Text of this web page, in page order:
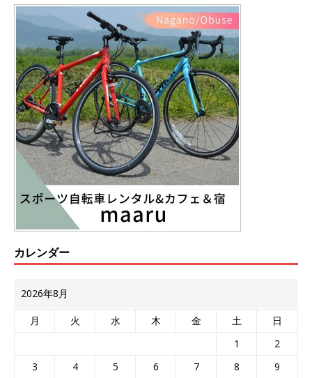
カレンダー
2026年8月
月 火 水 木 金 土
日
1
2
3
4 5 6 7 8
9